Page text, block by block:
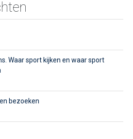
Waar sport kijken en waar sport
bezoeken